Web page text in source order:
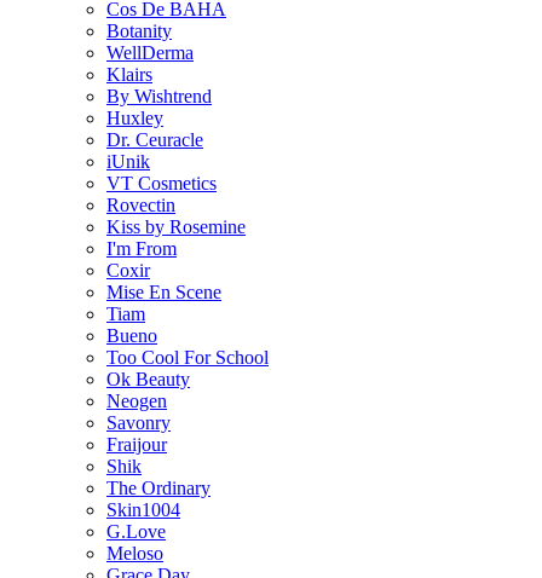
Cos De BAHA
Botanity
WellDerma
Klairs
By Wishtrend
Huxley
Dr. Ceuracle
iUnik
VT Cosmetics
Rovectin
Kiss by Rosemine
I'm From
Coxir
Mise En Scene
Tiam
Bueno
Too Cool For School
Ok Beauty
Neogen
Savonry
Fraijour
Shik
The Ordinary
Skin1004
G.Love
Meloso